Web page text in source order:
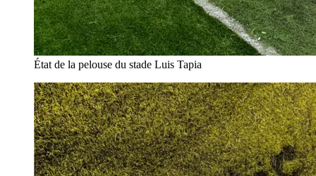
État de la pelouse du stade Luis Tapia